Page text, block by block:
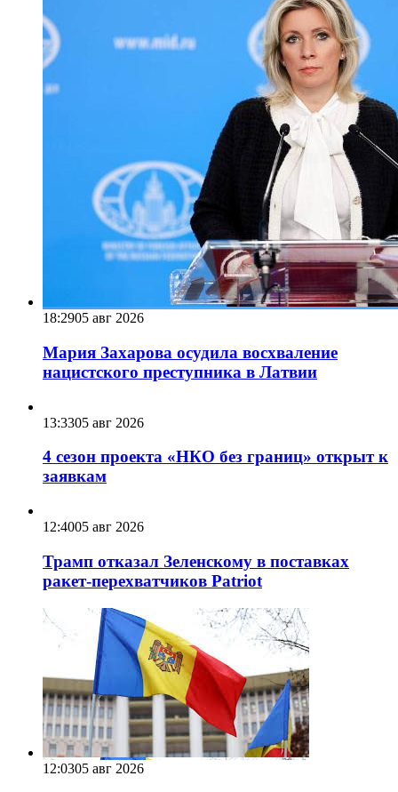
18:2905 авг 2026
Мария Захарова осудила восхваление
нацистского преступника в Латвии
13:3305 авг 2026
4 сезон проекта «НКО без границ» открыт к
заявкам
12:4005 авг 2026
Трамп отказал Зеленскому в поставках
ракет-перехватчиков Patriot
12:0305 авг 2026